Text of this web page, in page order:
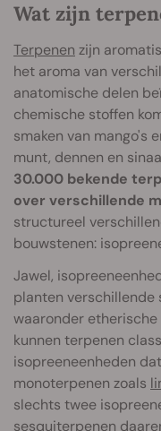
Wat zijn
Terpenen zijn
het aroma van
anatomische delen
chemische stoffen
smaken van mango's
munt, dennen en
30.000 bekende
over verschillende
structureel
bouwstenen:
Jawel,
planten verschillende
waaronder etherische
kunnen terpenen
isopreeneenheden
monoterpenen zoals
slechts twee
sesquiterpenen